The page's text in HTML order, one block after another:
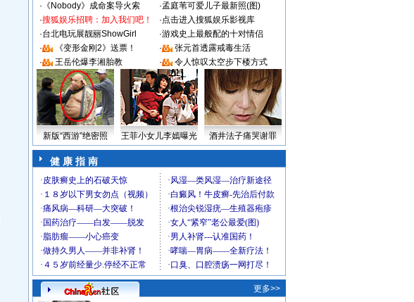
· 《Nobody》成命案导火索 ·孟庭苇可爱儿子最新照(图)
·搜狐娱乐招聘：加入我们吧！ ·点击进入搜狐娱乐影视库
·台北电玩展靓丽ShowGirl ·游戏史上最般配的十对情侣
·
《变形金刚2》送票！ ·
张元首透露戒毒生活
·
王岳伦爆李湘胎教 · 令人惊叹太空步下楼方式
新版“西游”绝密照 王菲小女儿李嫣曝光 酒井法子痛哭谢罪
健 康 指 南
更多>>